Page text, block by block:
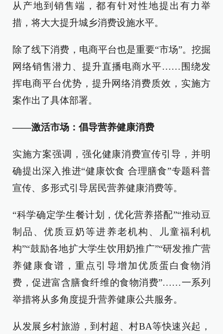
从产地到销售端，都有针对性地提出有力举
措，将大大提升城乡消费设施水平。
除了线下消费，电商平台也是重要“市场”。挖掘
网络销售潜力、提升直播电商水平……围绕发
挥电商平台优势，提升网络消费质效，实施方
案作出了具体部署。
——激活市场：倡导营养健康消费
实施方案强调，强化健康消费宣传引导，并明
确提出深入推进“健康饮食 合理膳食”专题科普
宣传、多形式引导居民营养健康消费等。
“科学确定学生餐计划，优化营养搭配”“推动豆
制品、优质豆奶等进养老机构、儿童福利机
构”“鼓励各地扩大学生饮用奶推广”“研发推广营
养健康食谱，重点引导增加优质蛋白食物消
费，促进富含膳食纤维的食物消费”……一系列
举措将从多角度提升营养健康公共服务。
从发展乡村旅游，到村超、村BA等快速兴起，